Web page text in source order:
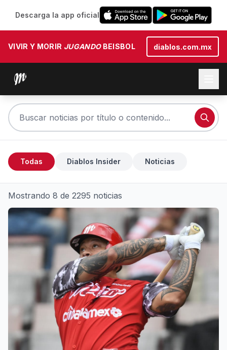
Descarga la app oficial
VIVIR Y MORIR JUGANDOBEISBOL diablos.com.mx
Todas Diablos Insider Noticias
Mostrando 8 de 2295 noticias